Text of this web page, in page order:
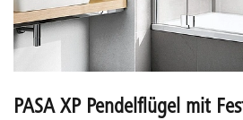
PASA XP Pendelflügel mit